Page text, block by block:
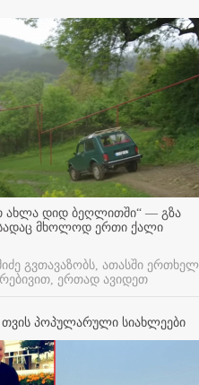
ახლა დიდ ბეღლითში“ — გზა
მხოლოდ ერთი ქალი
გვთავაზობს, ათასში ერთხელ
ერთად ავიდეთ
პოპულარული სიახლეები